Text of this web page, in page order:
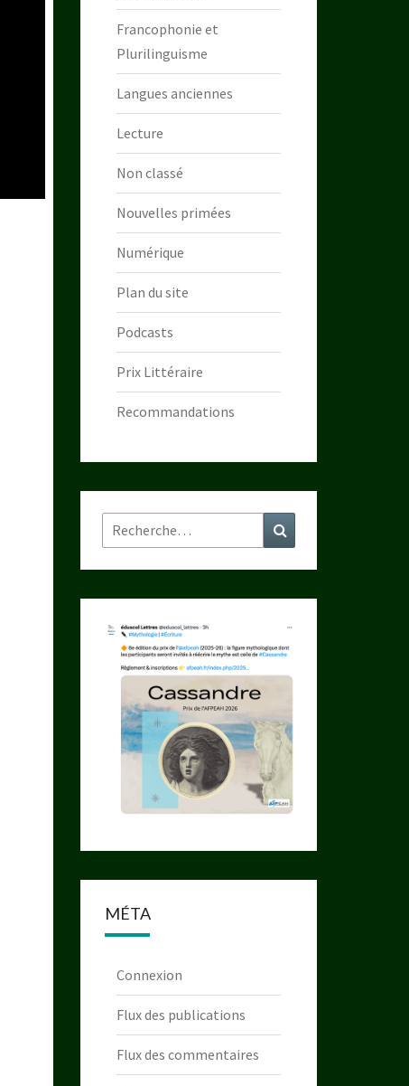
Francophonie et
Plurilinguisme
Langues anciennes
Lecture
Non classé
Nouvelles primées
Numérique
Plan du site
Podcasts
Prix Littéraire
Recommandations
Rechercher :
MÉTA
Connexion
Flux des publications
Flux des commentaires